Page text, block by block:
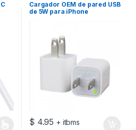
Cargador OEM de pared USB
de 5W para iPhone
$ 4.95 + itbms